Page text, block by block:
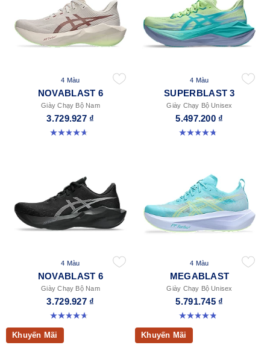
4 Màu
NOVABLAST 6
Giày Chạy Bộ Nam
3.729.927 ₫
4.6 trong số 5 sao. 133 đánh giá
4 Màu
SUPERBLAST 3
Giày Chạy Bộ Unisex
5.497.200 ₫
4.8 trong số 5 sao. 751 đánh giá
4 Màu
NOVABLAST 6
Giày Chạy Bộ Nam
3.729.927 ₫
4.6 trong số 5 sao. 133 đánh giá
4 Màu
MEGABLAST
Giày Chạy Bộ Unisex
5.791.745 ₫
4.8 trong số 5 sao. 420 đánh giá
Khuyến Mãi Khuyến Mãi